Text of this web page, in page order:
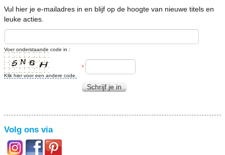
Vul hier je e-mailadres in en blijf op de hoogte van nieuwe titels en
leuke acties.
Voer onderstaande code in :
Klik hier voor een andere code.
*
Schrijf je in
Volg ons via